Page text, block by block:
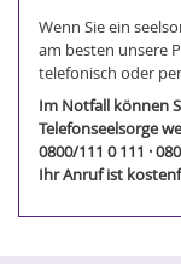
Wenn Sie ein
am besten unsere
telefonisch oder
Im Notfall können
Telefonseelsorge
0800/111 0 111 ·
Ihr Anruf ist